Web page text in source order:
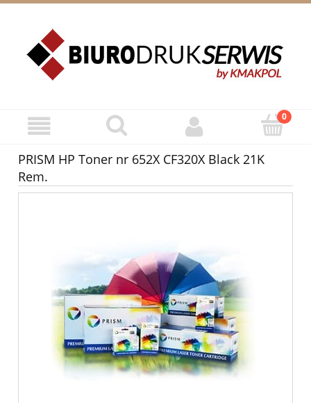
PRISM HP Toner nr 652X CF320X Black 21K
Rem.